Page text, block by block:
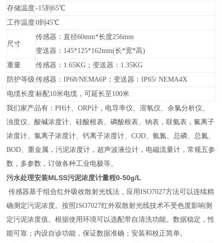
存储温度-15到65℃
工作温度0到45℃
尺寸
传感器：直径60mm*长度256mm
变送器：145*125*162mm(长*宽*高)
重量
传感器：1.65KG；变送器：1.35KG
防护等级 传感器：IP68/NEMA6P；变送器：IP65/ NEMA4X
电缆长度标配10米电缆，可延长至100米
我们家产品有：PH计、ORP计，电导率仪、溶氧仪、余氯分析仪、
浊度仪、酸碱浓度计、硅酸根表、磷酸根表、钠表，联氨表，氟离子
浓度计、氯离子浓度计、钙离子浓度计、COD、氨氮、总磷、总氮、
BOD、重金属，污泥浓度计， 超声波液位计， 电磁流量计，常规五参
数，多参数，订做各种工业电极等。
污水处理安装MLSS污泥浓度计量程0-50g/L
传感器基于组合红外吸收散射光线法，应用ISO7027方法可以连续精
确测定污泥浓度。按照ISO7027红外双散射光线技术不受色度影响测
定污泥浓度值。根据使用环境可以选配带自清洗功能。数据稳定，性
能可靠；内设自诊功能，保证数据准确；安装和校正简单。